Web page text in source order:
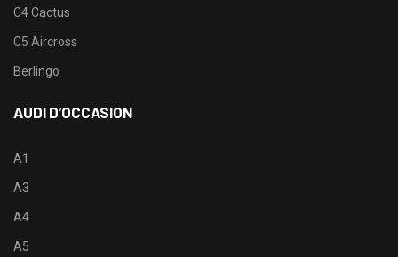
C4 Cactus
C5 Aircross
Berlingo
AUDI D’OCCASION
A1
A3
A4
A5